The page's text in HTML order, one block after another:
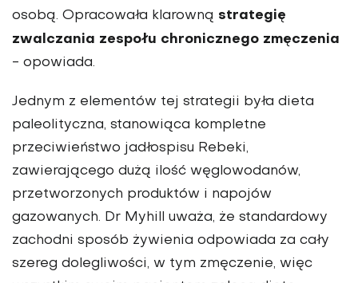
osobą. Opracowała klarowną strategię
zwalczania zespołu chronicznego zmęczenia
- opowiada.
Jednym z elementów tej strategii była dieta
paleolityczna, stanowiąca kompletne
przeciwieństwo jadłospisu Rebeki,
zawierającego dużą ilość węglowodanów,
przetworzonych produktów i napojów
gazowanych. Dr Myhill uważa, że standardowy
zachodni sposób żywienia odpowiada za cały
szereg dolegliwości, w tym zmęczenie, więc